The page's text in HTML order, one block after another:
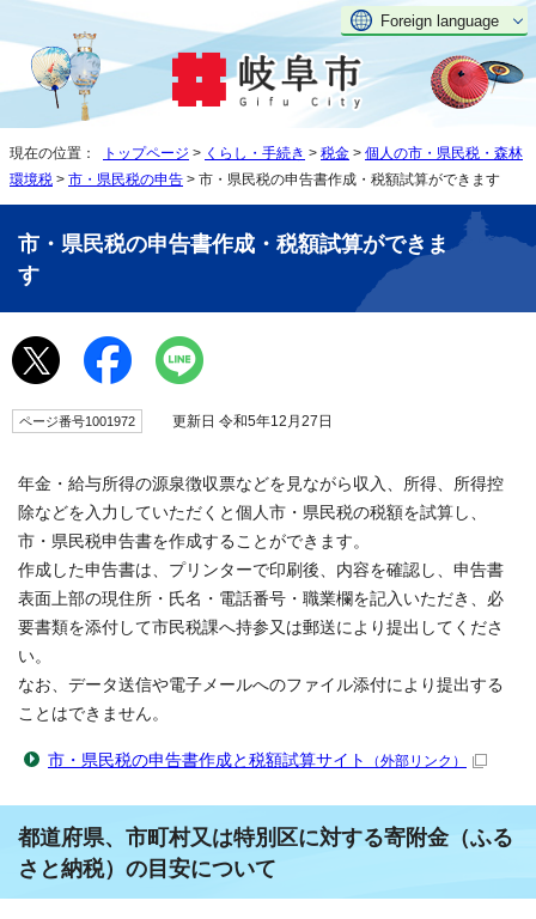
Foreign language
現在の位置： トップページ > くらし・手続き > 税金 > 個人の市・県民税・森林
環境税 > 市・県民税の申告 > 市・県民税の申告書作成・税額試算ができます
市・県民税の申告書作成・税額試算ができま
す
ページ番号1001972 更新日 令和5年12月27日
年金・給与所得の源泉徴収票などを見ながら収入、所得、所得控
除などを入力していただくと個人市・県民税の税額を試算し、
市・県民税申告書を作成することができます。
作成した申告書は、プリンターで印刷後、内容を確認し、申告書
表面上部の現住所・氏名・電話番号・職業欄を記入いただき、必
要書類を添付して市民税課へ持参又は郵送により提出してくださ
い。
なお、データ送信や電子メールへのファイル添付により提出する
ことはできません。
市・県民税の申告書作成と税額試算サイト （外部リンク）
都道府県、市町村又は特別区に対する寄附金（ふる
さと納税）の目安について